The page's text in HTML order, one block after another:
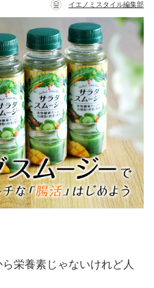
イエノミスタイル編集部
栄養素じゃないけれど人